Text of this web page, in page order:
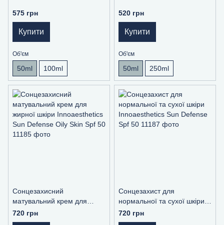
575 грн
Купити
Об'єм
50ml 100ml
520 грн
Купити
Об'єм
50ml 250ml
Сонцезахисний
матувальний крем для
жирної шкіри Innoaesthetics
Sun Defense Oily Skin Spf 50
720 грн
Сонцезахист для
нормальної та сухої шкіри
Innoaesthetics Sun Defense
Spf 50
720 грн